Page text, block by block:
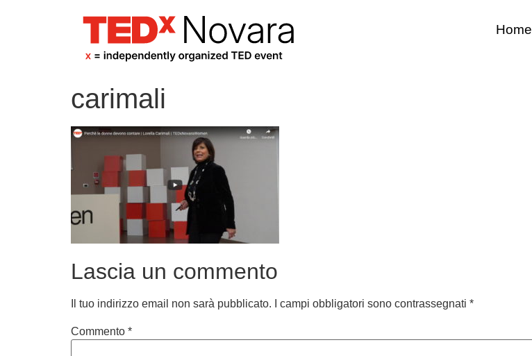
Home
carimali
Lascia un commento
Il tuo indirizzo email non sarà pubblicato. I campi obbligatori sono contrassegnati *
Commento *